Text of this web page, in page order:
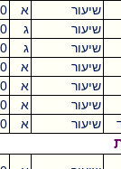
10:00
12:00
12:00
14:00
10:00
12:00
14:00
16:00
08:00
10:00
10:00
12:00
10:00
12:00